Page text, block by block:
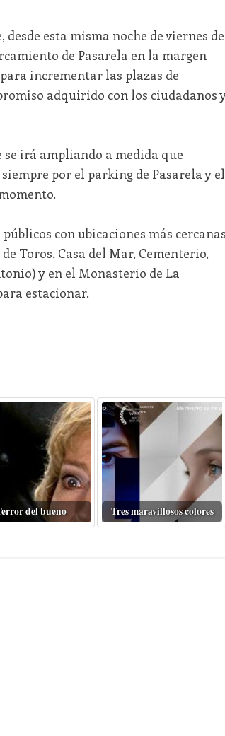
esta misma noche de viernes de
de Pasarela en la margen
incrementar las plazas de
adquirido con los ciudadanos
irá ampliando a medida que
por el parking de Pasarela y el
con ubicaciones más cercanas
Toros, Casa del Mar, Cementerio,
y en el Monasterio de La
estacionar.
del bueno Tres maravillosos colores